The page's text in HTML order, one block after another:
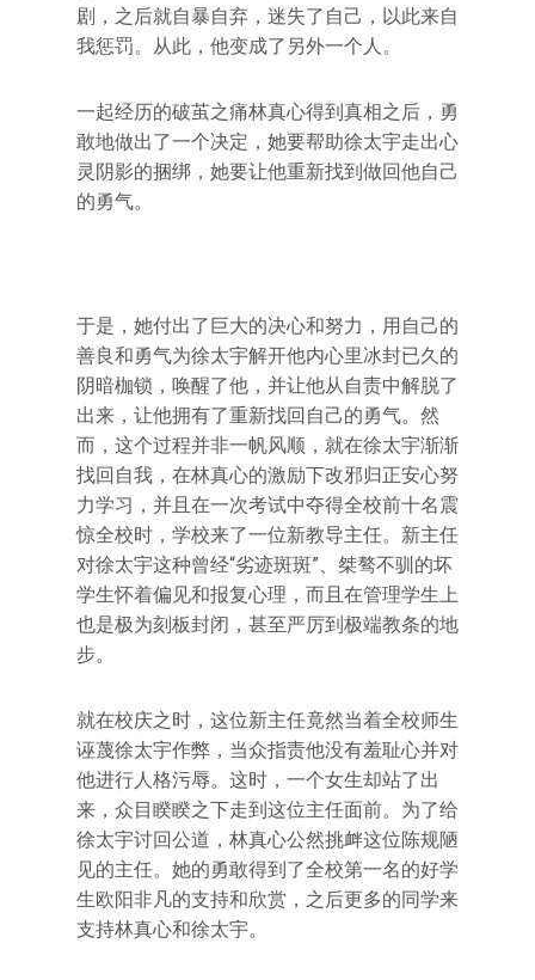
剧，之后就自暴自弃，迷失了自己，以此来自
我惩罚。从此，他变成了另外一个人。
一起经历的破茧之痛林真心得到真相之后，勇
敢地做出了一个决定，她要帮助徐太宇走出心
灵阴影的捆绑，她要让他重新找到做回他自己
的勇气。
于是，她付出了巨大的决心和努力，用自己的
善良和勇气为徐太宇解开他内心里冰封已久的
阴暗枷锁，唤醒了他，并让他从自责中解脱了
出来，让他拥有了重新找回自己的勇气。然
而，这个过程并非一帆风顺，就在徐太宇渐渐
找回自我，在林真心的激励下改邪归正安心努
力学习，并且在一次考试中夺得全校前十名震
惊全校时，学校来了一位新教导主任。新主任
对徐太宇这种曾经“劣迹斑斑”、桀骜不驯的坏
学生怀着偏见和报复心理，而且在管理学生上
也是极为刻板封闭，甚至严厉到极端教条的地
步。
就在校庆之时，这位新主任竟然当着全校师生
诬蔑徐太宇作弊，当众指责他没有羞耻心并对
他进行人格污辱。这时，一个女生却站了出
来，众目睽睽之下走到这位主任面前。为了给
徐太宇讨回公道，林真心公然挑衅这位陈规陋
见的主任。她的勇敢得到了全校第一名的好学
生欧阳非凡的支持和欣赏，之后更多的同学来
支持林真心和徐太宇。